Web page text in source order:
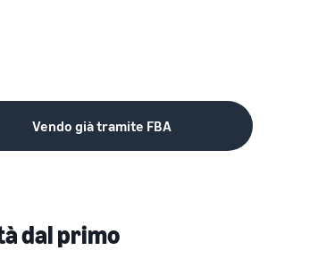
Vendo già tramite FBA
dal primo